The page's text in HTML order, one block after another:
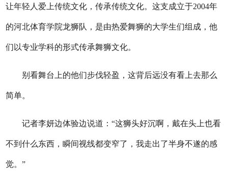
让年轻人爱上传统文化，传承传统文化。这支成立于2004年
的河北体育学院龙狮队，是由热爱舞狮的大学生们组成，他
们以专业学科的形式传承舞狮文化。
别看舞台上的他们步伐轻盈，这背后远没有看上去那么
简单。
记者李妍边体验边说道：“这狮头好沉啊，戴在头上也看
不到什么东西，瞬间视线都变窄了，我走出了半身不遂的感
觉。”